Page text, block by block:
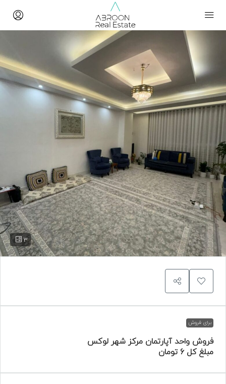
3
برای فروش
فروش واحد آپارتمان مرکز شهر لوکس
مبلغ کل6 تومان